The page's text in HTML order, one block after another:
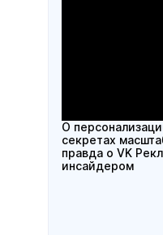
О
секретах
правда о VK
инсайдером